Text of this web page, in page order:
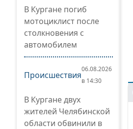
В Кургане погиб
мотоциклист после
столкновения с
автомобилем
Происшествия
06.08.2026
в 14:30
В Кургане двух
жителей Челябинской
области обвинили в